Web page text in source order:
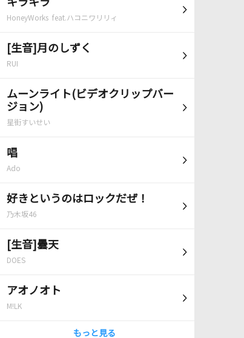
キラキラ
HoneyWorks feat.ハコニワリリィ
[生音]月のしずく
RUI
ムーンライト(ビデオクリップバー
ジョン)
星街すいせい
唱
Ado
好きというのはロックだぜ！
乃木坂46
[生音]曇天
DOES
アオノオト
M!LK
もっと見る